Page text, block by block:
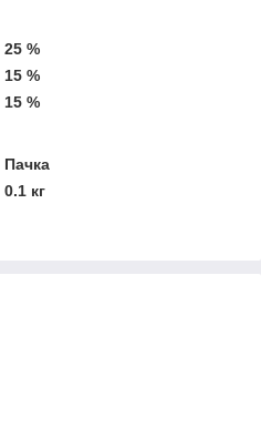
25 %
15 %
15 %
Пачка
0.1 кг